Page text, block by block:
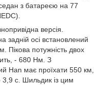
з батареєю на 77
версія.
задній осі встановлений
Пікова потужність двох
- 680 Нм. З
Han має проїхати 550 км,
с. Шильдик із цим